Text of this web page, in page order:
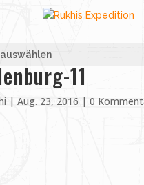
11
| Aug. 23, 2016 | 0